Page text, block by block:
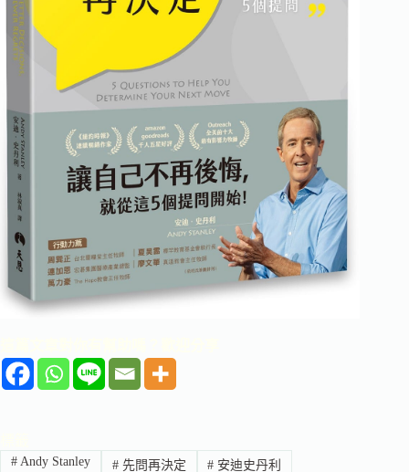
#Andy Stanley #先問再決定 # 安迪史丹利